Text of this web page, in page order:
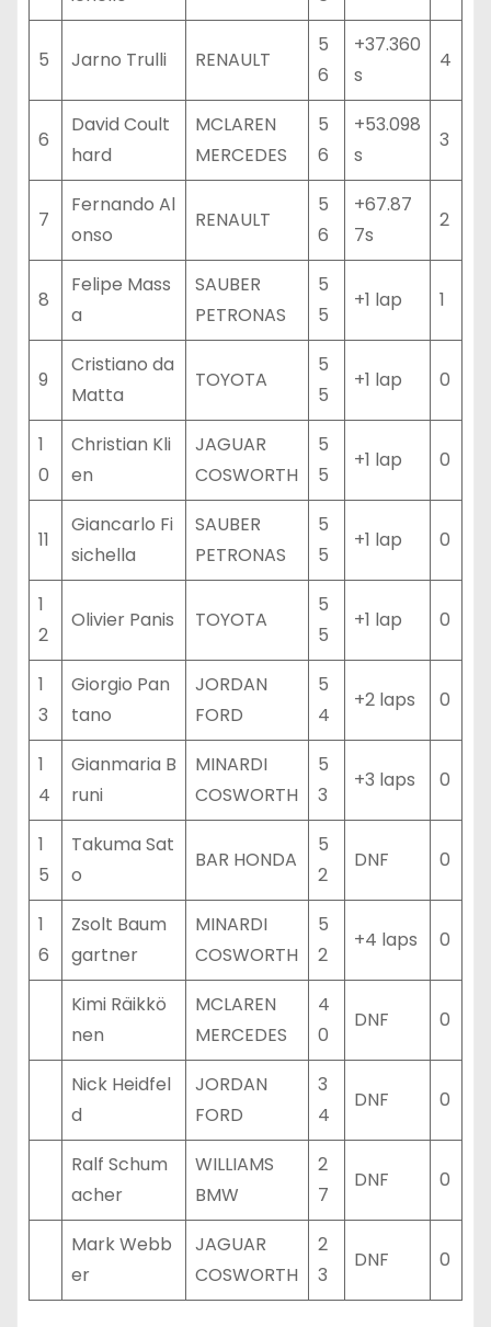
5 Jarno Trulli RENAULT
5
6
+37.360
s
4
6
David Coult
hard
MCLAREN
MERCEDES
5
6
+53.098
s
3
7
Fernando Al
onso
RENAULT
5
6
+67.87
7s
2
8
Felipe Mass
a
SAUBER
PETRONAS
5
5
+1 lap 1
9
Cristiano da
Matta
TOYOTA
5
5
+1 lap 0
1
0
Christian Kli
en
JAGUAR
COSWORTH
5
5
+1 lap 0
11
Giancarlo Fi
sichella
SAUBER
PETRONAS
5
5
+1 lap 0
1
2
Olivier Panis TOYOTA
5
5
+1 lap 0
1
3
Giorgio Pan
tano
JORDAN
FORD
5
4
+2 laps 0
1
4
Gianmaria B
runi
MINARDI
COSWORTH
5
3
+3 laps 0
1
5
Takuma Sat
o
BAR HONDA
5
2
DNF 0
1
6
Zsolt Baum
gartner
MINARDI
COSWORTH
5
2
+4 laps 0
Kimi Räikkö
nen
MCLAREN
MERCEDES
4
0
DNF 0
Nick Heidfel
d
JORDAN
FORD
3
4
DNF 0
Ralf Schum
acher
WILLIAMS
BMW
2
7
DNF 0
Mark Webb
er
JAGUAR
COSWORTH
2
3
DNF 0